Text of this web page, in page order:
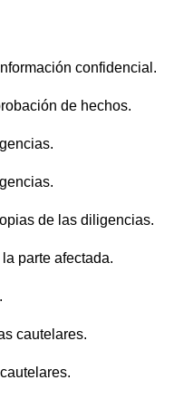
confidencial.
de hechos.
de las diligencias.
parte afectada.
cautelares.